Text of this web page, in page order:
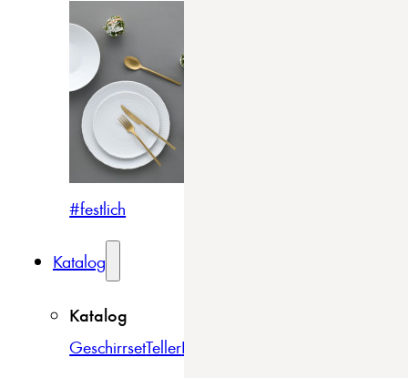
#festlich
Katalog
Katalog
GeschirrsetTellerBowls & Schüsseln